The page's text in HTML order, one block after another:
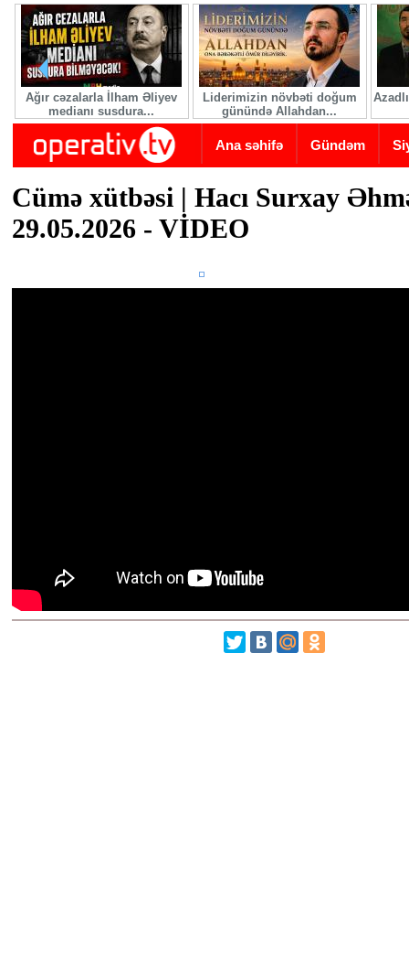
Skip to main content
Ağır cəzalarla İlham Əliyev
medianı susdura...
Liderimizin növbəti doğum
günündə Allahdan...
Ana səhifə Gündəm
Cümə xütbəsi | Hacı Surxay
29.05.2026 - VİDEO